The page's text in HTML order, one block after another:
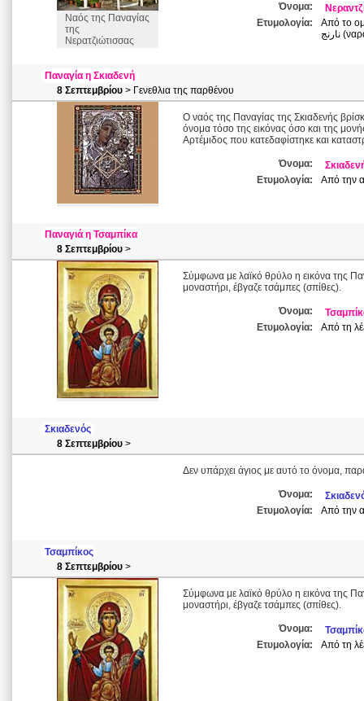
Ναός της Παναγίας
της
Νερατζιώτισσας
Όνομα:
Ετυμολογία:
Από το
Παναγία η Σκιαδενή
8 Σεπτεμβρίου > Γενεθλια της παρθένου
Ο ναός της Παναγίας της Σκιαδενής
όνομα τόσο της εικόνας όσο και της
Αρτέμιδος που κατεδαφίστηκε και
Όνομα:
Ετυμολογία:
Από την
Παναγιά η Τσαμπίκα
8 Σεπτεμβρίου >
Σύμφωνα με λαϊκό θρύλο η εικόνα της
μοναστήρι, έβγαζε τσάμπες (σπίθες).
Όνομα:
Ετυμολογία:
Από τη
Σκιαδενός
8 Σεπτεμβρίου >
Δεν υπάρχει άγιος με αυτό το όνομα,
Όνομα:
Ετυμολογία:
Από την
Τσαμπίκος
8 Σεπτεμβρίου >
Σύμφωνα με λαϊκό θρύλο η εικόνα της
μοναστήρι, έβγαζε τσάμπες (σπίθες).
Όνομα:
Ετυμολογία:
Από τη